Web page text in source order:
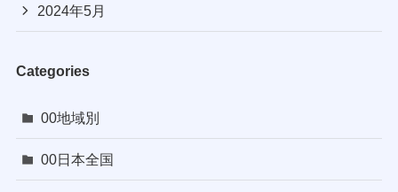
2024年5月
Categories
00地域別
00日本全国